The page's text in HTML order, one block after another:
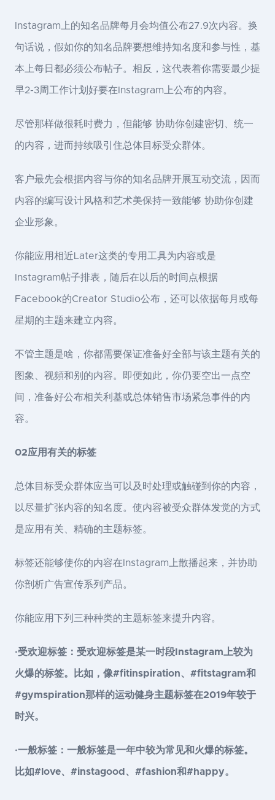
Instagram上的知名品牌每月会均值公布27.9次内容。换
句话说，假如你的知名品牌要想维持知名度和参与性，基
本上每日都必须公布帖子。相反，这代表着你需要最少提
早2-3周工作计划好要在Instagram上公布的内容。
尽管那样做很耗时费力，但能够 协助你创建密切、统一
的内容，进而持续吸引住总体目标受众群体。
客户最先会根据内容与你的知名品牌开展互动交流，因而
内容的编写设计风格和艺术美保持一致能够 协助你创建
企业形象。
你能应用相近Later这类的专用工具为内容或是
Instagram帖子排表，随后在以后的时间点根据
Facebook的Creator Studio公布，还可以依据每月或每
星期的主题来建立内容。
不管主题是啥，你都需要保证准备好全部与该主题有关的
图象、视頻和别的内容。即便如此，你仍要空出一点空
间，准备好公布相关利基或总体销售市场紧急事件的内
容。
02应用有关的标签
总体目标受众群体应当可以及时处理或触碰到你的内容，
以尽量扩张内容的知名度。使内容被受众群体发觉的方式
是应用有关、精确的主题标签。
标签还能够使你的内容在Instagram上散播起来，并协助
你剖析广告宣传系列产品。
你能应用下列三种种类的主题标签来提升内容。
·受欢迎标签：受欢迎标签是某一时段Instagram上较为
火爆的标签。比如，像#fitinspiration、#fitstagram和
#gymspiration那样的运动健身主题标签在2019年较于
时兴。
·一般标签：一般标签是一年中较为常见和火爆的标签。
比如#love、#instagood、#fashion和#happy。